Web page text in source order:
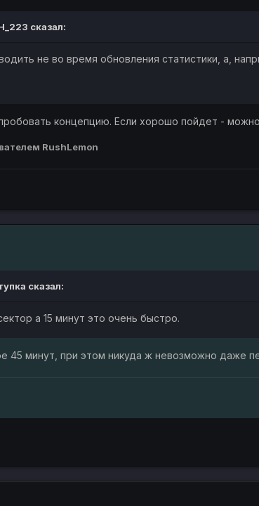
сказал:
не во время обновления статистики, а,
концепцию. Если хорошо пойдет -
RushLemon
сказал:
а 15 минут это очень быстро.
45 минут, при этом никуда ж невозможно даже